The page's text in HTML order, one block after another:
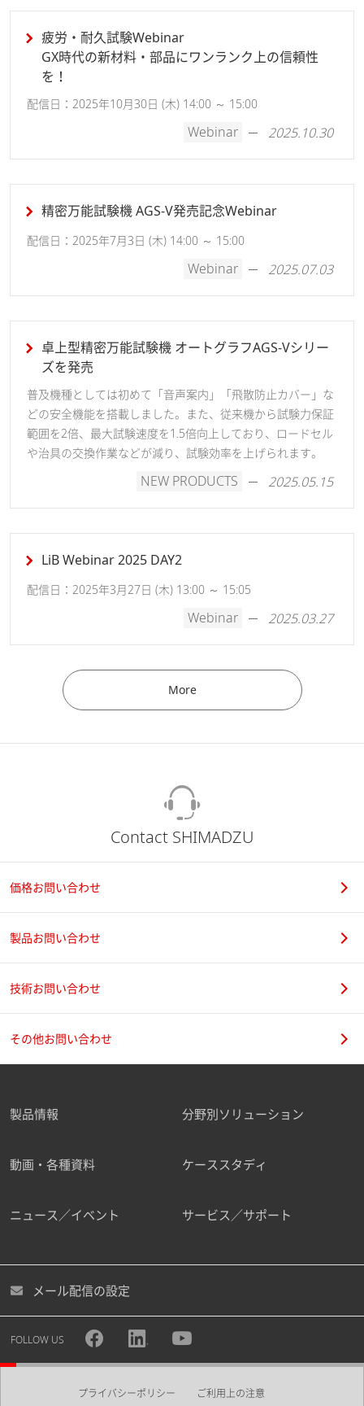
疲労・耐久試験Webinar
GX時代の新材料・部品にワンランク上の信頼性
を！
配信日：2025年10月30日 (木) 14:00 ～ 15:00
Webinar 2025.10.30
精密万能試験機 AGS-V発売記念Webinar
配信日：2025年7月3日 (木) 14:00 ～ 15:00
Webinar 2025.07.03
卓上型精密万能試験機 オートグラフAGS-Vシリー
ズを発売
普及機種としては初めて「音声案内」「飛散防止カバー」な
どの安全機能を搭載しました。また、従来機から試験力保証
範囲を2倍、最大試験速度を1.5倍向上しており、ロードセル
や治具の交換作業などが減り、試験効率を上げられます。
NEW PRODUCTS 2025.05.15
LiB Webinar 2025 DAY2
配信日：2025年3月27日 (木) 13:00 ～ 15:05
Webinar 2025.03.27
More
Contact SHIMADZU
価格お問い合わせ
製品お問い合わせ
技術お問い合わせ
その他お問い合わせ
製品情報 分野別ソリューション
動画・各種資料 ケーススタディ
ニュース／イベント サービス／サポート
メール配信の設定
FOLLOW US
プライバシーポリシー ご利用上の注意